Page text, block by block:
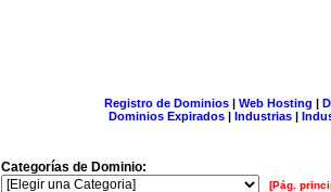
Registro de Dominios| Web Hosting |
Dominios Expirados | Industrias |
Categorías de Dominio:
[Pág.